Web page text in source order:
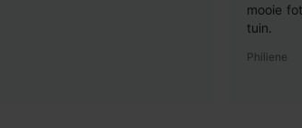
mooie
tuin.
Philiene